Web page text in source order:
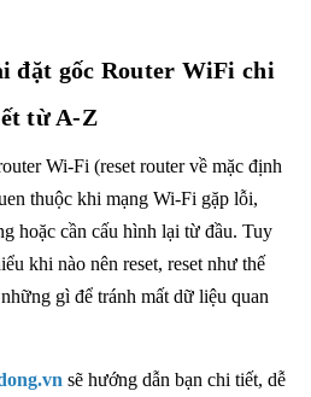
đặt gốc Router WiFi chi
từ A-Z
Wi-Fi (reset router về mặc định
thuộc khi mạng Wi-Fi gặp lỗi,
hoặc cần cấu hình lại từ đầu. Tuy
khi nào nên reset, reset như thế
gì để tránh mất dữ liệu quan
sẽ hướng dẫn bạn chi tiết, dễ